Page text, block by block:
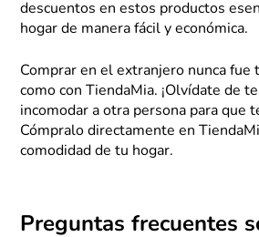
descuentos en estos productos
hogar de manera fácil y económica.
Comprar en el extranjero nunca fue
como con TiendaMia. ¡Olvídate de
incomodar a otra persona para que
Cómpralo directamente en
comodidad de tu hogar.
Preguntas frecuentes